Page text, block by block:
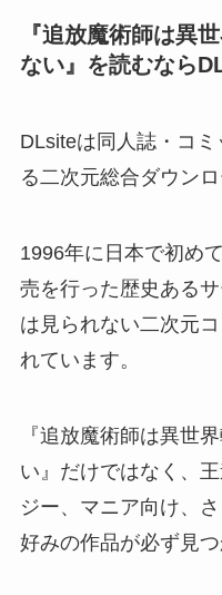
『追放魔術師は異
ない』を読むなら
DLsiteは同人誌・コ
る二次元総合ダウン
1996年に日本で初め
売を行った歴史ある
は見られない二次元
れています。
『追放魔術師は異世
い』だけではなく、
ジー、マニア向け、
好みの作品が必ず見つ